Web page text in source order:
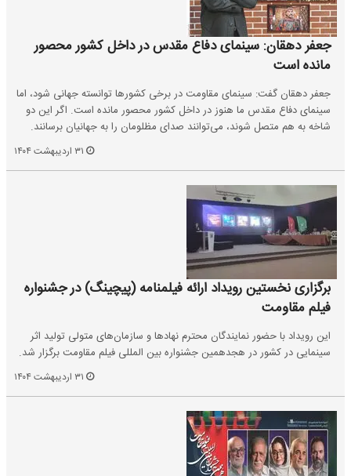
جعفر دهقان: سینمای دفاع مقدس در داخل کشور محصور
مانده است
جعفر دهقان گفت: سینمای مقاومت در برخی کشورها توانسته جهانی شود، اما
سینمای دفاع مقدس ما هنوز در داخل کشور محصور مانده است. اگر این دو
شاخه به هم متصل شوند، می‌توانند صدای مظلومان را به جهانیان برسانند.
برگزاری نخستین رویداد ارائه فیلمنامه (پیچینگ) در جشنواره
فیلم مقاومت
این رویداد با حضور نمایندگان محترم نهادها و سازمان‌های متولی تولید اثر
سینمایی در کشور در هجدهمین جشنواره بین المللی فیلم مقاومت برگزار شد.